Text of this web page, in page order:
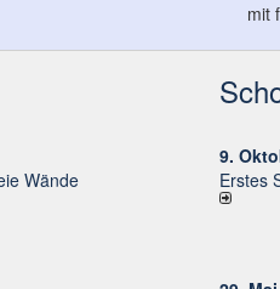
mit
Wände
9.
Erstes